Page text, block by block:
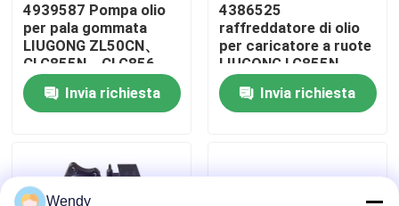
Contattici
Notizie
Blog
4939587 Pompa olio
per pala gommata
LIUGONG ZL50CN、
CLG855N、CLG856、
CLG856H LW500KL
Escavatore
CLG922LC、CLG925LC
Invia richiesta
4386525
raffreddatore di olio
per caricatore a ruote
LIUGONG LG855N、
CLG856H、ZL50CN
escavatore
CLG936LC、CLG939LC
Invia richiesta
Wendy